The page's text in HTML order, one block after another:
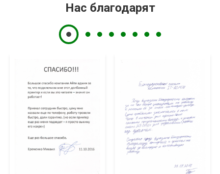
Нас благодарят